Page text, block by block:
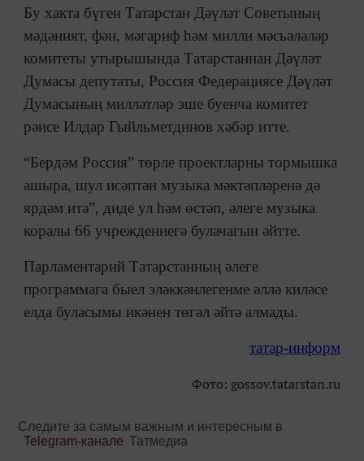
Бу хакта бүген Татарстан Дәүләт Советының
мәдәният, фән, мәгариф һәм милли мәсьәләләр
комитеты утырышында Татарстаннан Дәүләт
Думасы депутаты, Россия Федерациясе Дәүләт
Думасының милләтләр эше буенча комитет
рәисе Илдар Гыйльметдинов хәбәр итте.
“Бердәм Россия” төрле проектларны тормышка
ашыра, шул исәптән музыка мәктәпләренә дә
ярдәм итә”, диде ул һәм өстәп, әлеге музыка
коралы 66 учреждениегә булачагын әйтте.
Парламентарий Татарстанның әлеге
программага быел эләккәнлегенме әллә киләсе
елда буласымы икәнен төгәл әйтә алмады.
татар-информ
Фото: gossov.tatarstan.ru
Следите за самым важным и интересным в
Telegram-канале Татмедиа